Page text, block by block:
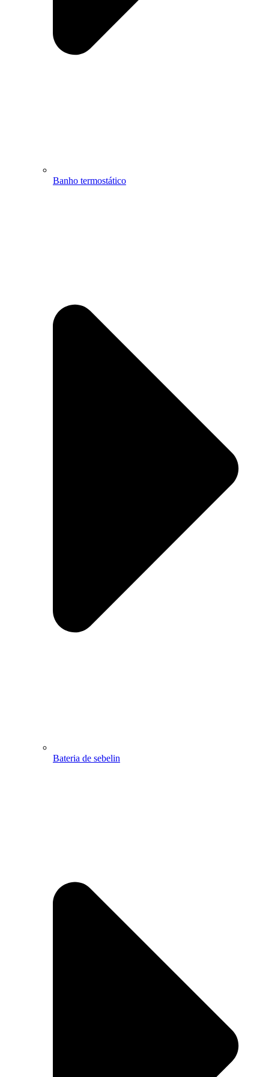
Banho termostático
Bateria de sebelin